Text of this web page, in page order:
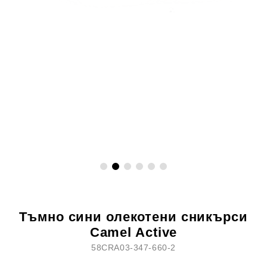
Тъмно сини олекотени сникърси
Camel Active
58CRA03-347-660-2